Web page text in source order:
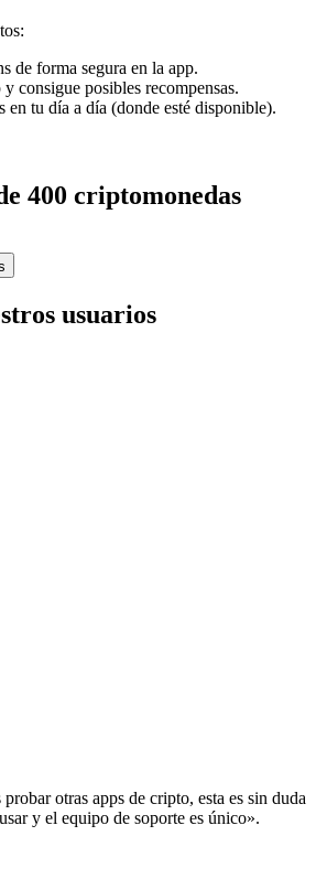
de forma segura en la app.
consigue posibles recompensas.
en tu día a día (donde esté disponible).
400 criptomonedas
usuarios
otras apps de cripto, esta es sin duda
y el equipo de soporte es único».